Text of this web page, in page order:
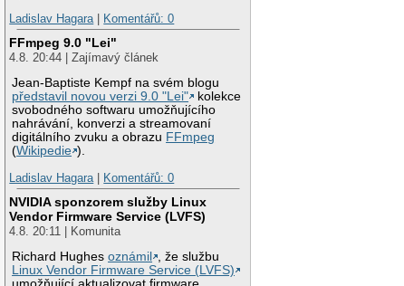
Ladislav Hagara| Komentářů: 0
FFmpeg 9.0 "Lei"
4.8. 20:44 | Zajímavý článek
Jean-Baptiste Kempf na svém blogu
představil novou verzi 9.0 "Lei"
kolekce
svobodného softwaru umožňujícího
nahrávání, konverzi a streamovaní
digitálního zvuku a obrazu FFmpeg
(Wikipedie ).
Ladislav Hagara| Komentářů: 0
NVIDIA sponzorem služby Linux
Vendor Firmware Service (LVFS)
4.8. 20:11 | Komunita
Richard Hughesoznámil
, že službu
Linux Vendor Firmware Service (LVFS)